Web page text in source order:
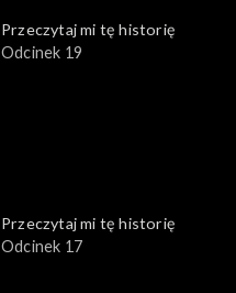
Przeczytaj mi tę historię
Odcinek 19
Przeczytaj mi tę historię
Odcinek 17